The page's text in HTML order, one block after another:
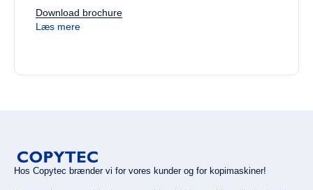
Download brochure
Læs mere
Hos Copytec brænder vi for vores kunder og for kopimaskiner!